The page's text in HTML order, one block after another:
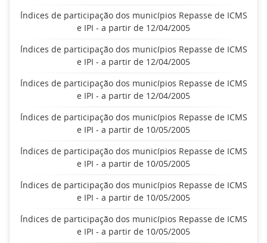
Índices de participação dos municípios Repasse de ICMS
e IPI - a partir de 12/04/2005
Índices de participação dos municípios Repasse de ICMS
e IPI - a partir de 12/04/2005
Índices de participação dos municípios Repasse de ICMS
e IPI - a partir de 12/04/2005
Índices de participação dos municípios Repasse de ICMS
e IPI - a partir de 10/05/2005
Índices de participação dos municípios Repasse de ICMS
e IPI - a partir de 10/05/2005
Índices de participação dos municípios Repasse de ICMS
e IPI - a partir de 10/05/2005
Índices de participação dos municípios Repasse de ICMS
e IPI - a partir de 10/05/2005